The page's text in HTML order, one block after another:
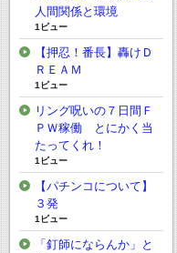
人間関係と環境
1ビュー
【押忍！番長】轟けＤ
ＲＥＡＭ
1ビュー
リング呪いの７日間Ｆ
ＰＷ稼働 とにかく当
たってくれ！
1ビュー
【パチンコについて】
３発
1ビュー
「釘師にならんか」と